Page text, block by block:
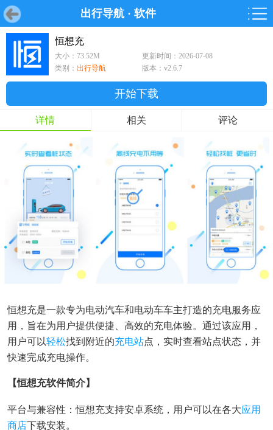
出行导航 · 软件
首页 游戏
首页 游戏 软件 鸿蒙
游戏 软件
恒想充
大小：73.52M
更新时间：2026-07-08
类别： 出行导航 版本：v2.6.7
开始下载
详情 相关 评论
恒想充是一款专为电动汽车和电动车车主打造的充电服务应
用，旨在为用户提供便捷、高效的充电体验。通过该应用，
用户可以轻松找到附近的充电站点，实时查看站点状态，并
快速完成充电操作。
【恒想充软件简介】
平台与兼容性：恒想充支持安卓系统，用户可以在各大应用
商店下载安装。